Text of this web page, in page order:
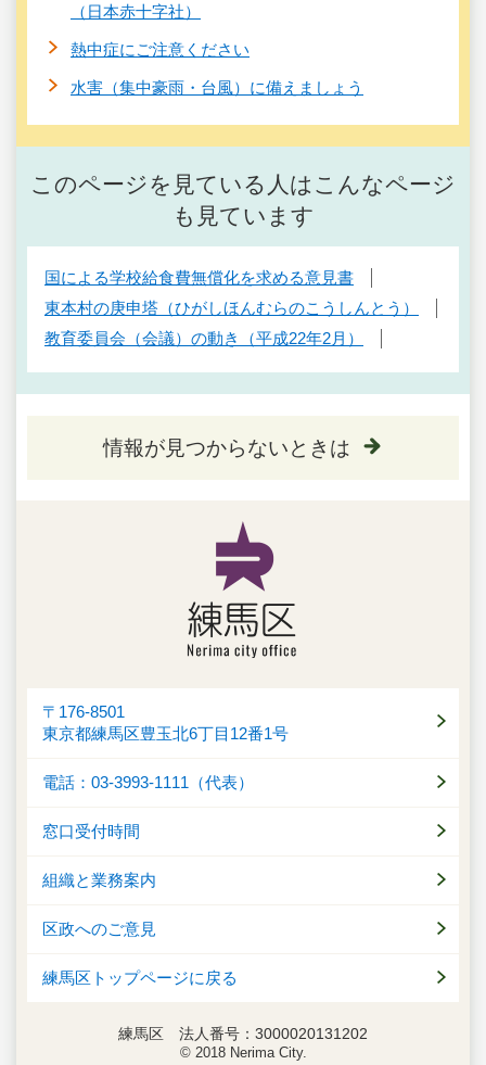
（日本赤十字社）
熱中症にご注意ください
水害（集中豪雨・台風）に備えましょう
このページを見ている人はこんなページ
も見ています
国による学校給食費無償化を求める意見書
東本村の庚申塔（ひがしほんむらのこうしんとう）
教育委員会（会議）の動き（平成22年2月）
情報が見つからないときは
〒176-8501
東京都練馬区豊玉北6丁目12番1号
電話：03-3993-1111（代表）
窓口受付時間
組織と業務案内
区政へのご意見
練馬区トップページに戻る
練馬区 法人番号：3000020131202
© 2018 Nerima City.